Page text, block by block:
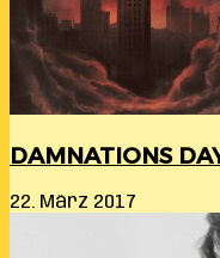
DAMNATIONS
22. März 2017